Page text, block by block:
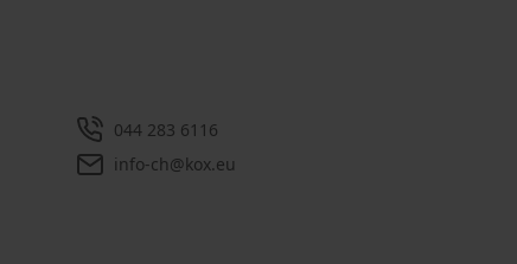
044 283 6116
info-ch@kox.eu